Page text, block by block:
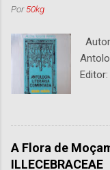
Por50kg
Com
Com
A Flora de
ILLECEBRACEAE